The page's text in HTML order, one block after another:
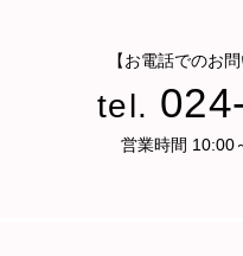
【お電話でのお
tel.
営業時間 10:00